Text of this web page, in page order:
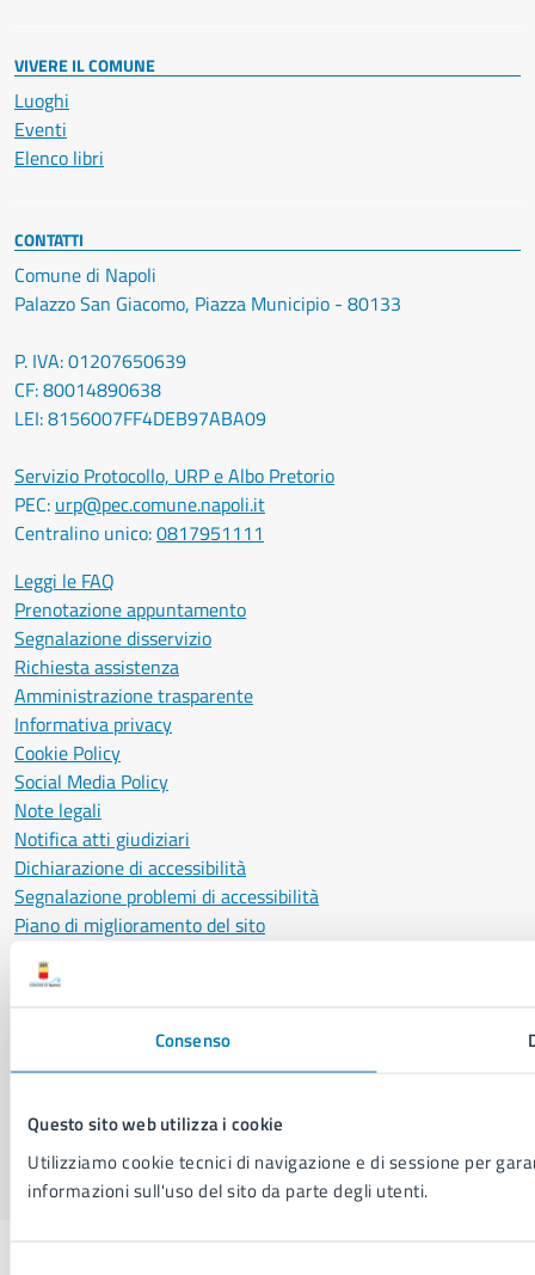
Consenso
Questo sito web utilizza i cookie
Utilizziamo cookie tecnici di navigazione e di sessione per
informazioni sull'uso del sito da parte degli utenti.
VIVERE IL COMUNE
Luoghi
Eventi
Elenco libri
CONTATTI
Comune di Napoli
Palazzo San Giacomo, Piazza Municipio - 80133
P. IVA: 01207650639
CF: 80014890638
LEI: 8156007FF4DEB97ABA09
Servizio Protocollo, URP e Albo Pretorio
PEC: urp@pec.comune.napoli.it
Centralino unico:0817951111
Leggi le FAQ
Prenotazione appuntamento
Segnalazione disservizio
Richiesta assistenza
Amministrazione trasparente
Informativa privacy
Cookie Policy
Social Media Policy
Note legali
Notifica atti giudiziari
Dichiarazione di accessibilità
Segnalazione problemi di accessibilità
Piano di miglioramento del sito
YouTube
Sito di archivio Crediti Mappa del sito